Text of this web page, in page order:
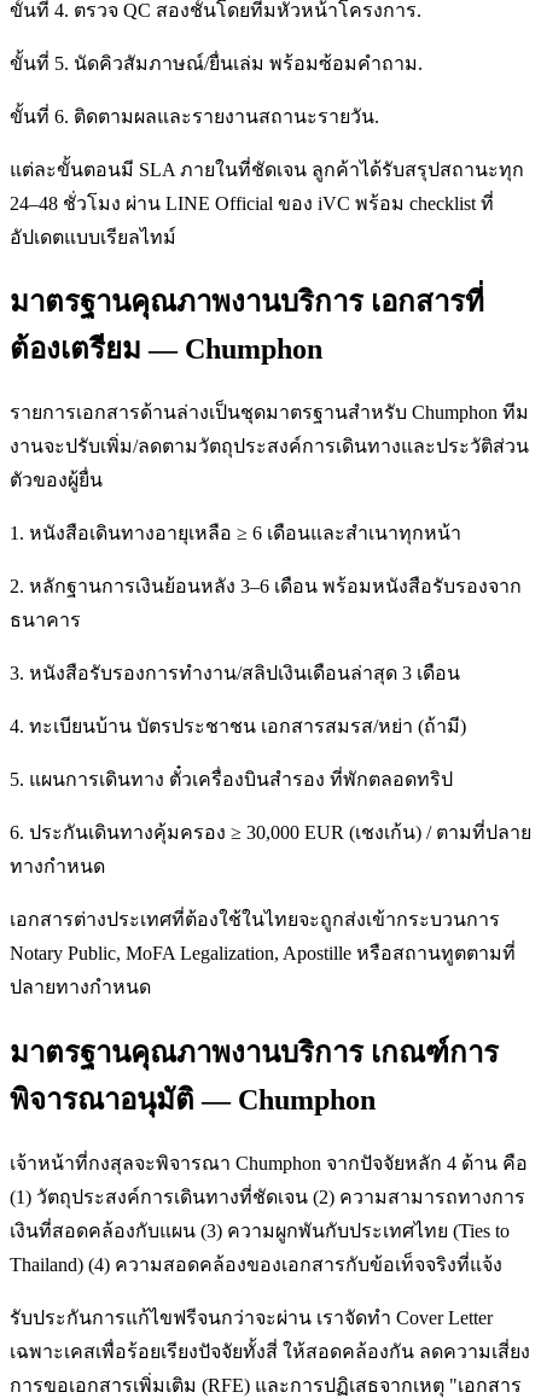
ขั้นที่ 4. ตรวจ QC สองชั้นโดยทีมหัวหน้าโครงการ.
ขั้นที่ 5. นัดคิวสัมภาษณ์/ยื่นเล่ม พร้อมซ้อมคำถาม.
ขั้นที่ 6. ติดตามผลและรายงานสถานะรายวัน.
แต่ละขั้นตอนมี SLA ภายในที่ชัดเจน ลูกค้าได้รับสรุปสถานะทุก
24–48 ชั่วโมง ผ่าน LINE Official ของ iVC พร้อม checklist ที่
อัปเดตแบบเรียลไทม์
มาตรฐานคุณภาพงานบริการ เอกสารที่
ต้องเตรียม — Chumphon
รายการเอกสารด้านล่างเป็นชุดมาตรฐานสำหรับ Chumphon ทีม
งานจะปรับเพิ่ม/ลดตามวัตถุประสงค์การเดินทางและประวัติส่วน
ตัวของผู้ยื่น
1. หนังสือเดินทางอายุเหลือ ≥ 6 เดือนและสำเนาทุกหน้า
2. หลักฐานการเงินย้อนหลัง 3–6 เดือน พร้อมหนังสือรับรองจาก
ธนาคาร
3. หนังสือรับรองการทำงาน/สลิปเงินเดือนล่าสุด 3 เดือน
4. ทะเบียนบ้าน บัตรประชาชน เอกสารสมรส/หย่า (ถ้ามี)
5. แผนการเดินทาง ตั๋วเครื่องบินสำรอง ที่พักตลอดทริป
6. ประกันเดินทางคุ้มครอง ≥ 30,000 EUR (เชงเก้น) / ตามที่ปลาย
ทางกำหนด
เอกสารต่างประเทศที่ต้องใช้ในไทยจะถูกส่งเข้ากระบวนการ
Notary Public, MoFA Legalization, Apostille หรือสถานทูตตามที่
ปลายทางกำหนด
มาตรฐานคุณภาพงานบริการ เกณฑ์การ
พิจารณาอนุมัติ — Chumphon
เจ้าหน้าที่กงสุลจะพิจารณา Chumphon จากปัจจัยหลัก 4 ด้าน คือ
(1) วัตถุประสงค์การเดินทางที่ชัดเจน (2) ความสามารถทางการ
เงินที่สอดคล้องกับแผน (3) ความผูกพันกับประเทศไทย (Ties to
Thailand) (4) ความสอดคล้องของเอกสารกับข้อเท็จจริงที่แจ้ง
รับประกันการแก้ไขฟรีจนกว่าจะผ่าน เราจัดทำ Cover Letter
เฉพาะเคสเพื่อร้อยเรียงปัจจัยทั้งสี่ ให้สอดคล้องกัน ลดความเสี่ยง
การขอเอกสารเพิ่มเติม (RFE) และการปฏิเสธจากเหตุ "เอกสาร